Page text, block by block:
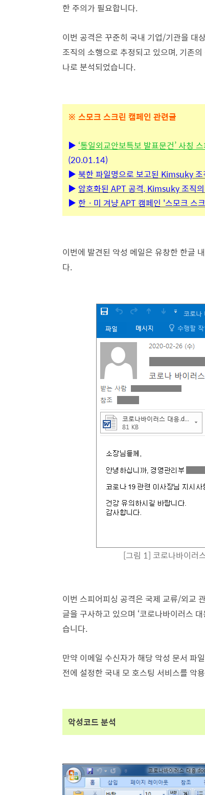
한 주의가 필요합니다.
이번 공격은 꾸준히 국내 기업/기관을 대
조직의 소행으로 추정되고 있으며, 기존
나로 분석되었습니다.
※ 스모크 스크린 캠페인 관련글
▶ ‘통일외교안보특보 발표문건’ 사칭
(20.01.14)
▶ 북한 파일명으로 보고된 Kimsuky
▶ 암호화된 APT 공격, Kimsuky 조직
▶ 한ㆍ미 겨냥 APT 캠페인 '스모크 스
이번에 발견된 악성 메일은 유창한 한글
다.
[그림 1] 코로나바이러
이번 스피어피싱 공격은 국제 교류/외교
글을 구사하고 있으며 ‘코로나바이러스
습니다.
만약 이메일 수신자가 해당 악성 문서 파
전에 설정한 국내 모 호스팅 서비스를 악
악성코드 분석